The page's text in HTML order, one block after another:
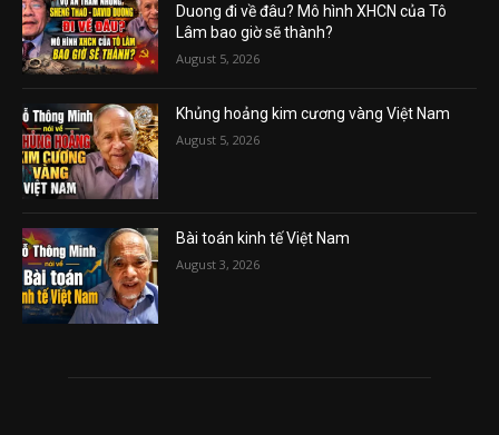
Duong đi về đâu? Mô hình XHCN của Tô
Lâm bao giờ sẽ thành?
August 5, 2026
Khủng hoảng kim cương vàng Việt Nam
August 5, 2026
Bài toán kinh tế Việt Nam
August 3, 2026